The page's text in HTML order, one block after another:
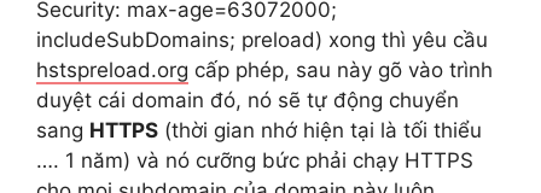
Security: max-age=63072000;
includeSubDomains; preload) xong thì yêu cầu
hstspreload.org cấp phép, sau này gõ vào trình
duyệt cái domain đó, nó sẽ tự động chuyển
sang HTTPS (thời gian nhớ hiện tại là tối thiểu
…. 1 năm) và nó cưỡng bức phải chạy HTTPS